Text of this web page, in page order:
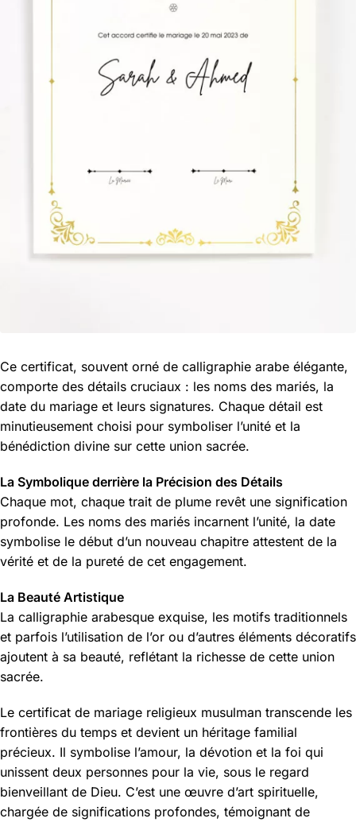
Ce certificat, souvent orné de calligraphie arabe élégante,
comporte des détails cruciaux : les noms des mariés, la
date du mariage et leurs signatures. Chaque détail est
minutieusement choisi pour symboliser l’unité et la
bénédiction divine sur cette union sacrée.
La Symbolique derrière la Précision des Détails
Chaque mot, chaque trait de plume revêt une signification
profonde. Les noms des mariés incarnent l’unité, la date
symbolise le début d’un nouveau chapitre attestent de la
vérité et de la pureté de cet engagement.
La Beauté Artistique
La calligraphie arabesque exquise, les motifs traditionnels
et parfois l’utilisation de l’or ou d’autres éléments décoratifs
ajoutent à sa beauté, reflétant la richesse de cette union
sacrée.
Le certificat de mariage religieux musulman transcende les
frontières du temps et devient un héritage familial
précieux. Il symbolise l’amour, la dévotion et la foi qui
unissent deux personnes pour la vie, sous le regard
bienveillant de Dieu. C’est une œuvre d’art spirituelle,
chargée de significations profondes, témoignant de